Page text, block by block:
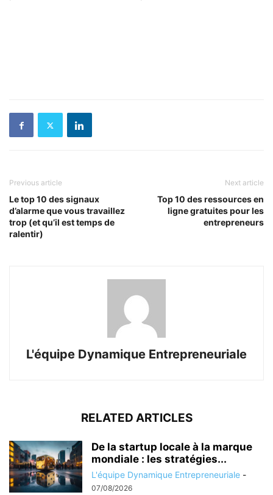
Previous article
Le top 10 des signaux
d’alarme que vous travaillez
trop (et qu’il est temps de
ralentir)
Next article
Top 10 des ressources en
ligne gratuites pour les
entrepreneurs
L'équipe Dynamique Entrepreneuriale
RELATED ARTICLES
De la startup locale à la marque
mondiale : les stratégies...
L'équipe Dynamique Entrepreneuriale -
07/08/2026